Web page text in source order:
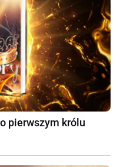
pierwszym królu